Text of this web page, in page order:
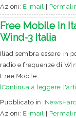
Azioni: E-mail
Free Mobile in
Wind-3 Italia
Iliad sembra essere in
radio e frequenze di
Free Mobile.
[Continua a leggere
Pubblicato in:
Azioni: E-mail